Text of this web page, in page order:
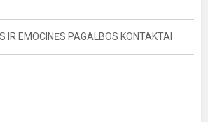
IR EMOCINĖS PAGALBOS KONTAKTAI